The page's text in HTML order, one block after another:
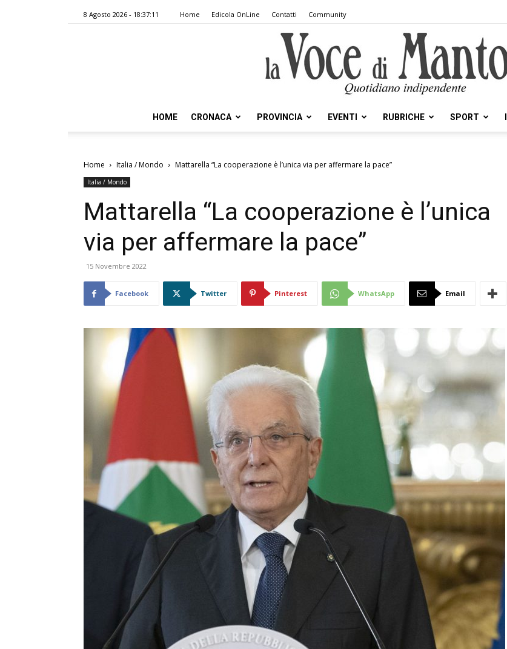
8 Agosto 2026 - 18:37:11 Home Edicola OnLine Contatti Community
Voce
HOME CRONACA PROVINCIA EVENTI RUBRICHE SPORT
Home Italia / Mondo Mattarella “La cooperazione è l’unica via per affermare la pace”
Italia / Mondo
Mattarella “La cooperazione è l’unica
via per affermare la pace”
15 Novembre 2022
Facebook Twitter Pinterest WhatsApp Email